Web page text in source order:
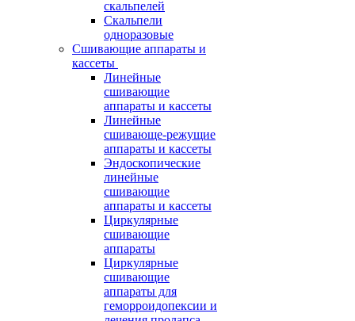
скальпелей
Скальпели
одноразовые
Сшивающие аппараты и
кассеты
Линейные
сшивающие
аппараты и кассеты
Линейные
сшивающе-режущие
аппараты и кассеты
Эндоскопические
линейные
сшивающие
аппараты и кассеты
Циркулярные
сшивающие
аппараты
Циркулярные
сшивающие
аппараты для
геморроидопексии и